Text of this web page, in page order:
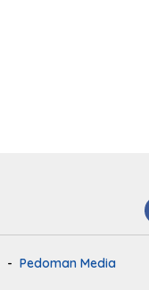
Pedoman Media